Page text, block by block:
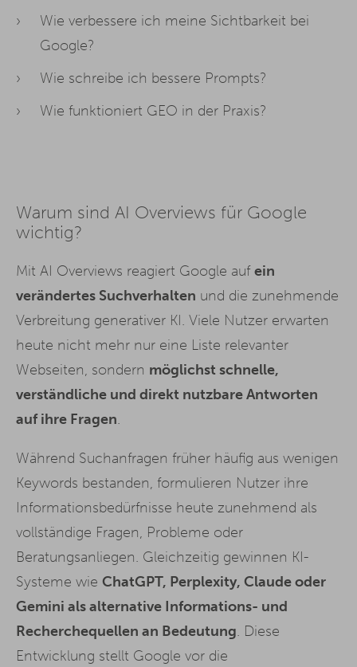
Wie verbessere ich meine Sichtbarkeit bei
Google?
Wie schreibe ich bessere Prompts?
Wie funktioniert GEO in der Praxis?
Warum sind AI Overviews für Google
wichtig?
Mit AI Overviews reagiert Google aufein
verändertes Suchverhalten und die zunehmende
Verbreitung generativer KI. Viele Nutzer erwarten
heute nicht mehr nur eine Liste relevanter
Webseiten, sondern möglichst schnelle,
verständliche und direkt nutzbare Antworten
auf ihre Fragen.
Während Suchanfragen früher häufig aus wenigen
Keywords bestanden, formulieren Nutzer ihre
Informationsbedürfnisse heute zunehmend als
vollständige Fragen, Probleme oder
Beratungsanliegen. Gleichzeitig gewinnen KI-
Systeme wie ChatGPT, Perplexity, Claude oder
Gemini als alternative Informations- und
Recherchequellen an Bedeutung. Diese
Entwicklung stellt Google vor die